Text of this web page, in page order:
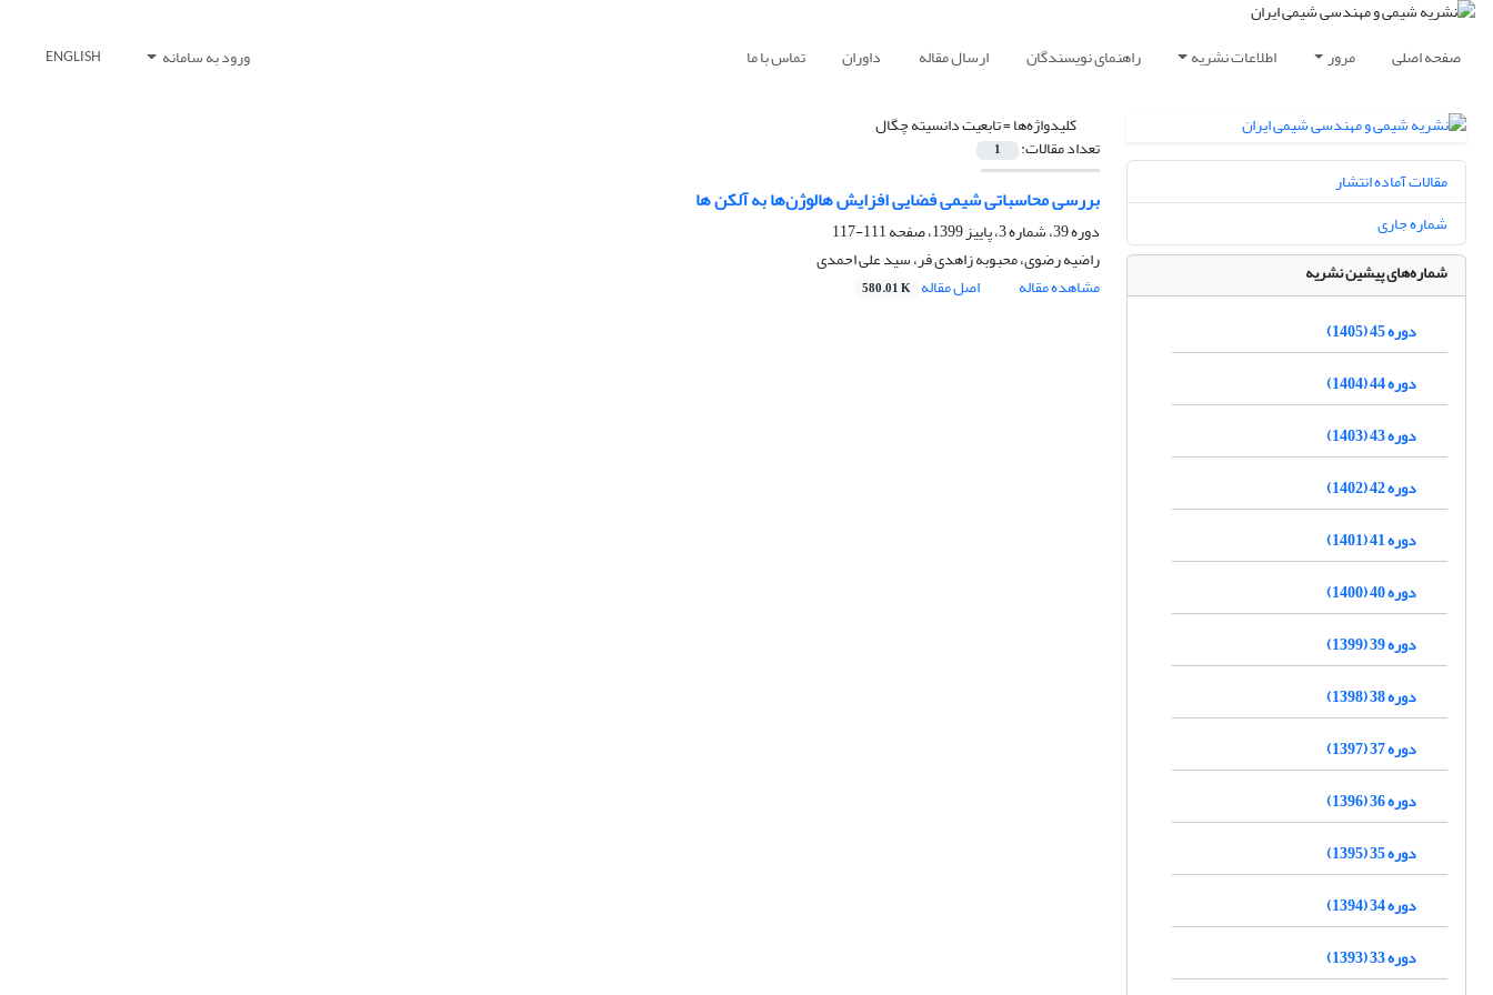
صفحه اصلی مرور اطلاعات نشریه راهنمای نویسندگان ارسال مقاله داوران تماس با ما ورود به سامانه ENGLISH
کلیدواژه‌ها =تابعیت دانسیته چگال
تعداد مقالات: 1
بررسی محاسباتی شیمی فضایی افزایش هالوژن‌ها به آلکن ها
دوره 39، شماره 3، پاییز 1399، صفحه
111-117
راضیه رضوی، محبوبه زاهدی فر، سید علی احمدی
مشاهده مقاله
اصل مقاله 580.01 K
مقالات آماده انتشار
شماره جاری
شماره‌های پیشین نشریه
دوره 45 (1405)
دوره 44 (1404)
دوره 43 (1403)
دوره 42 (1402)
دوره 41 (1401)
دوره 40 (1400)
دوره 39 (1399)
دوره 38 (1398)
دوره 37 (1397)
دوره 36 (1396)
دوره 35 (1395)
دوره 34 (1394)
دوره 33 (1393)